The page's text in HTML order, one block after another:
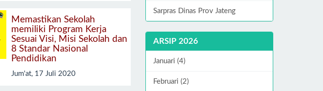
Memastikan Sekolah
memiliki Program Kerja
Sesuai Visi, Misi Sekolah dan
8 Standar Nasional
Pendidikan
Jum'at, 17 Juli 2020
Sarpras Dinas Prov Jateng
ARSIP 2026
Januari (4)
Februari (2)